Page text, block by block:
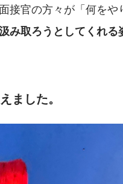
接官の方々が「何をや
み取ろうとしてくれる
ました。